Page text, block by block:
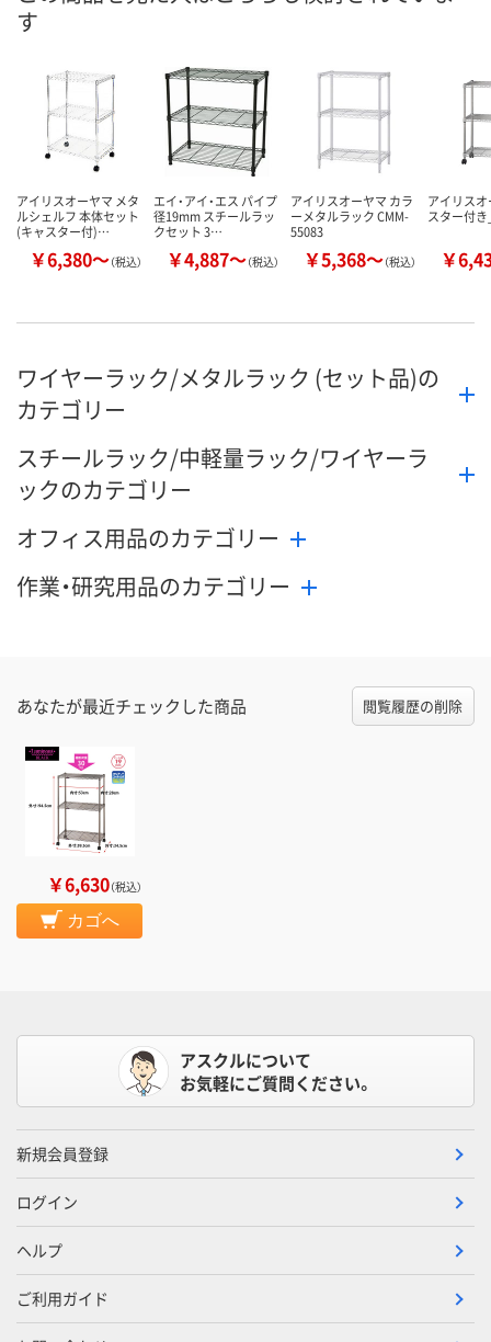
お届け日
数量
カゴへ
数量
カ
す
アイリスオーヤマ メタ
ルシェルフ 本体セット
(キャスター付)…
￥6,380～（税込）
エイ・アイ・エス パイプ
径19mm スチールラッ
クセット 3…
￥4,887～（税込）
アイリスオーヤマ カラ
ーメタルラック CMM-
55083
￥5,368～（税込）
アイリス
スター付き
￥
ワイヤーラック/メタルラック (セット品)の
カテゴリー
スチールラック/中軽量ラック/ワイヤーラ
ックのカテゴリー
オフィス用品のカテゴリー
作業・研究用品のカテゴリー
あなたが最近チェックした商品 閲覧履歴の削除
￥6,630（税込）
カゴへ
アスクルについて
お気軽にご質問ください。
新規会員登録
ログイン
ヘルプ
ご利用ガイド